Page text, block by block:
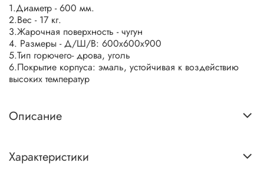
1.Диаметр - 600 мм.
2.Вес - 17 кг.
3.Жарочная поверхность - чугун
4. Размеры - Д/Ш/В: 600x600x900
5.Тип горючего- дрова, уголь
6.Покрытие корпуса: эмаль, устойчивая к воздействию
высоких температур
Описание
Характеристики